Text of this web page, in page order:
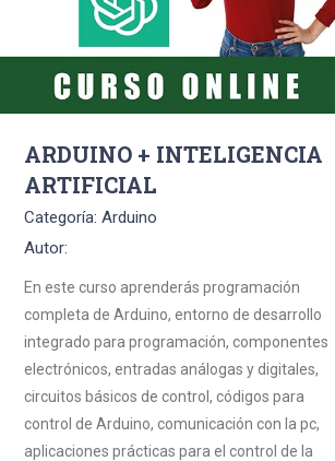
ARDUINO + INTELIGENCIA
ARTIFICIAL
Categoría: Arduino
Autor:
En este curso aprenderás programación
completa de Arduino, entorno de desarrollo
integrado para programación, componentes
electrónicos, entradas análogas y digitales,
circuitos básicos de control, códigos para
control de Arduino, comunicación con la pc,
aplicaciones prácticas para el control de la